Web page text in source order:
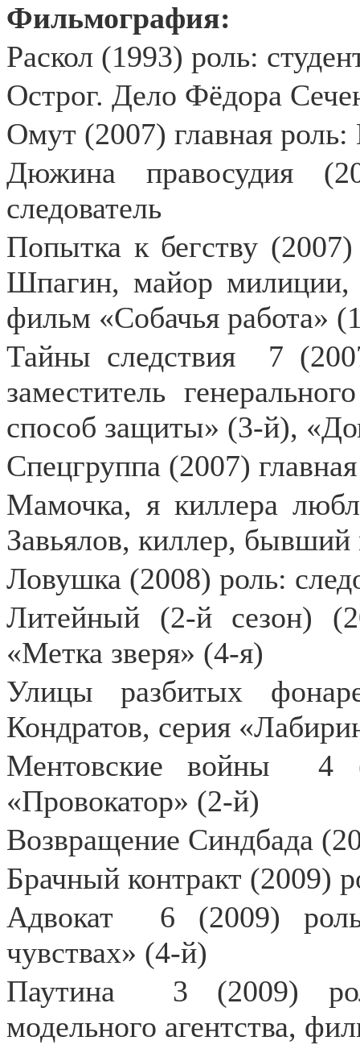
Фильмография:
Раскол (1993) роль:
Острог. Дело Фёдора
Омут (2007) главная роль:
Дюжина правосудия
следователь
Попытка к бегству
Шпагин, майор милиции,
фильм «Собачья работа»
Тайны следствия
7
заместитель
способ защиты» (3-й),
Спецгруппа (2007)
Мамочка, я киллера
Завьялов, киллер, бывший
Ловушка (2008) роль:
Литейный (2-й сезон)
«Метка зверя» (4-я)
Улицы разбитых
Кондратов, серия
Ментовские войны
4
«Провокатор» (2-й)
Возвращение Синдбада
Брачный контракт (2009)
Адвокат
6 (2009)
чувствах» (4-й)
Паутина
3 (2009)
модельного агентства,